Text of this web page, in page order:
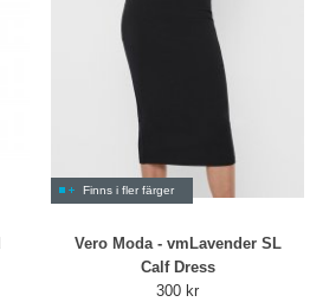
Finns i fler färger
Vero Moda - vmLavender SL
Calf Dress
300 kr